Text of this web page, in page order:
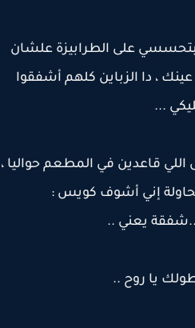
على الطرابيزة علشان
، دا الزباين كلهم أشفقوا
...
قاعدين في المطعم حواليا ،
إني أشوف كويس :
يعني ..
يا روح ..